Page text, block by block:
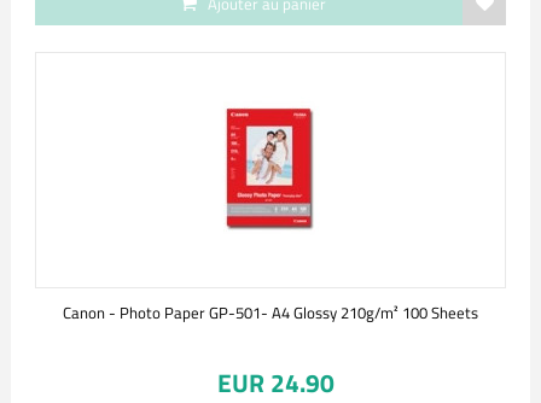
Canon - Photo Paper GP-501- A4 Glossy 210g/m² 100 Sheets
EUR 24.90